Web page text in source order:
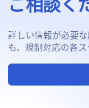
詳しい情報が必要
も、規制対応の各ス